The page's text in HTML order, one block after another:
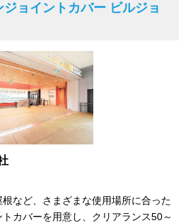
ジョイントカバー ビルジョ
など、さまざまな使用場所に合った
カバーを用意し、クリアランス50～